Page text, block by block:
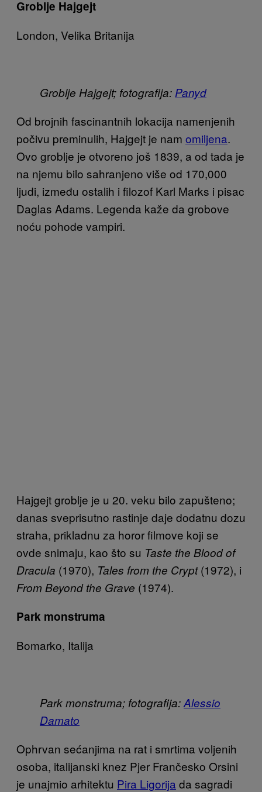
Groblje Hajgejt
London, Velika Britanija
Groblje Hajgejt; fotografija: Panyd
Od brojnih fascinantnih lokacija namenjenih
počivu preminulih, Hajgejt je nam omiljena.
Ovo groblje je otvoreno još 1839, a od tada je
na njemu bilo sahranjeno više od 170,000
ljudi, između ostalih i filozof Karl Marks i pisac
Daglas Adams. Legenda kaže da grobove
noću pohode vampiri.
Hajgejt groblje je u 20. veku bilo zapušteno;
danas sveprisutno rastinje daje dodatnu dozu
straha, prikladnu za horor filmove koji se
ovde snimaju, kao što su Taste the Blood of
Dracula (1970), Tales from the Crypt(1972), i
From Beyond the Grave (1974).
Park monstruma
Bomarko, Italija
Park monstruma; fotografija:Alessio
Damato
Ophrvan sećanjima na rat i smrtima voljenih
osoba, italijanski knez Pjer Frančesko Orsini
je unajmio arhitektu Pira Ligorija da sagradi